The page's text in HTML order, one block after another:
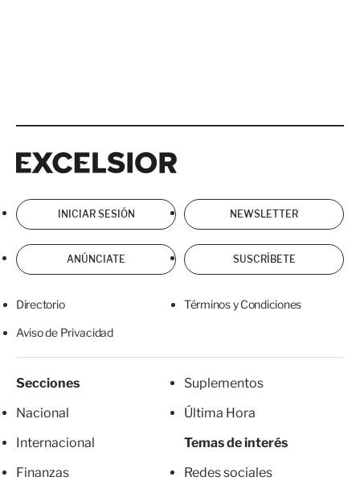
INICIAR SESIÓN NEWSLETTER
ANÚNCIATE SUSCRÍBETE
Directorio Términos y Condiciones
Aviso de Privacidad
Secciones
Nacional
Internacional
Finanzas
Suplementos
Última Hora
Temas de interés
Redes sociales